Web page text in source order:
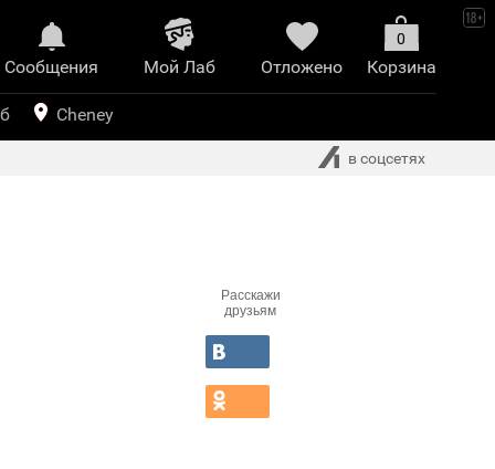
Расскажи
друзьям
Сообщения
Mой Лаб​
иринт
Отложено
0
Корзина
Cheney
в соцсетях